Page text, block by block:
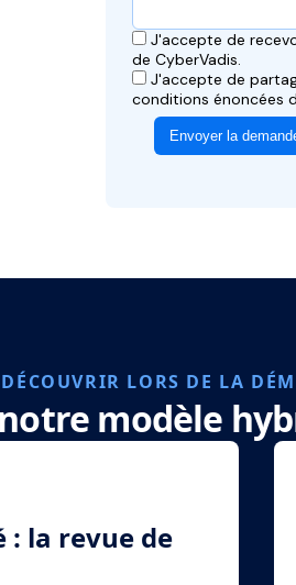
LORS DE LA
modèle
: la revue de